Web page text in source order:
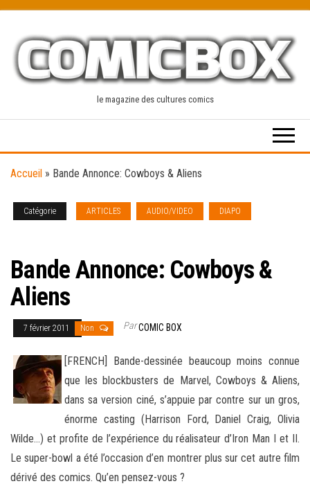
content
le magazine des cultures comics
Accueil » Bande Annonce: Cowboys & Aliens
Catégorie ARTICLES AUDIO/VIDEO DIAPO
Bande Annonce: Cowboys &
Aliens
7 février 2011 Non ParCOMIC BOX
[FRENCH] Bande-dessinée beaucoup moins connue
que les blockbusters de Marvel, Cowboys & Aliens,
dans sa version ciné, s’appuie par contre sur un gros,
énorme casting (Harrison Ford, Daniel Craig, Olivia
Wilde…) et profite de l’expérience du réalisateur d’Iron Man I et II.
Le super-bowl a été l’occasion d’en montrer plus sur cet autre film
dérivé des comics. Qu’en pensez-vous ?